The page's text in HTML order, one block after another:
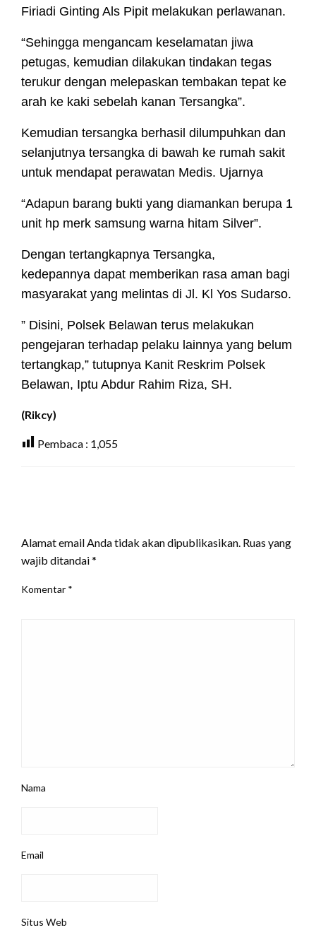
Firiadi Ginting Als Pipit melakukan perlawanan.
“Sehingga mengancam keselamatan jiwa
petugas, kemudian dilakukan tindakan tegas
terukur dengan melepaskan tembakan tepat ke
arah ke kaki sebelah kanan Tersangka”.
Kemudian tersangka berhasil dilumpuhkan dan
selanjutnya tersangka di bawah ke rumah sakit
untuk mendapat perawatan Medis. Ujarnya
“Adapun barang bukti yang diamankan berupa 1
unit hp merk samsung warna hitam Silver”.
Dengan tertangkapnya Tersangka,
kedepannya dapat memberikan rasa aman bagi
masyarakat yang melintas di Jl. Kl Yos Sudarso.
” Disini, Polsek Belawan terus melakukan
pengejaran terhadap pelaku lainnya yang belum
tertangkap,” tutupnya Kanit Reskrim Polsek
Belawan, Iptu Abdur Rahim Riza, SH.
(Rikcy)
Pembaca : 1,055
Alamat email Anda tidak akan dipublikasikan. Ruas yang
wajib ditandai*
Komentar *
Nama
Email
Situs Web